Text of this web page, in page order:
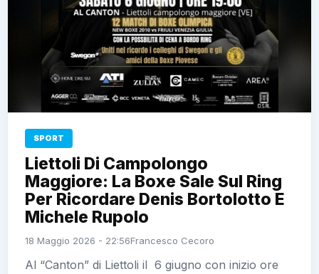
SPORT
Liettoli Di Campolongo
Maggiore: La Boxe Sale Sul Ring
Per Ricordare Denis Bortolotto E
Michele Rupolo
18 Maggio 2026 - 22:56Francesco Cecoro
Al “Canton” di Liettoli il 6 giugno con inizio ore